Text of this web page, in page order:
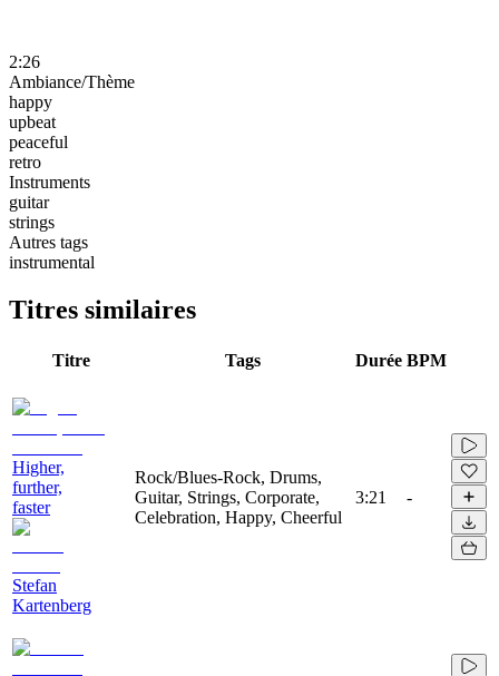
2:26
Ambiance/Thème
happy
upbeat
peaceful
retro
Instruments
guitar
strings
Autres tags
instrumental
Titres similaires
Titre Tags Durée BPM
Higher,
further,
faster
Stefan
Kartenberg
Rock/Blues-Rock, Drums,
Guitar, Strings, Corporate,
Celebration, Happy, Cheerful
3:21 -